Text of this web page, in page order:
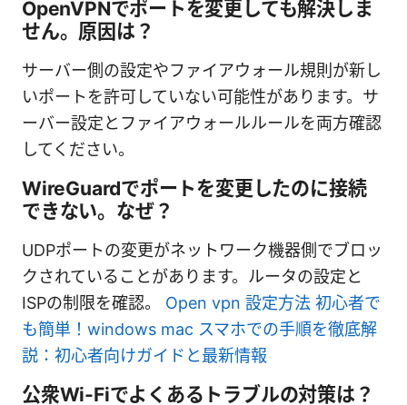
OpenVPNでポートを変更しても解決しま
せん。原因は？
サーバー側の設定やファイアウォール規則が新し
いポートを許可していない可能性があります。サ
ーバー設定とファイアウォールルールを両方確認
してください。
WireGuardでポートを変更したのに接続
できない。なぜ？
UDPポートの変更がネットワーク機器側でブロッ
クされていることがあります。ルータの設定と
ISPの制限を確認。 Open vpn 設定方法 初心者で
も簡単！windows mac スマホでの手順を徹底解
説：初心者向けガイドと最新情報
公衆Wi-Fiでよくあるトラブルの対策は？